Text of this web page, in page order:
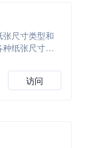
尺寸类型和
纸张尺寸等
访问